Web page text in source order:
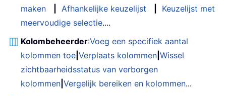
maken
Afhankelijke keuzelijst
Keuzelijst met
meervoudige selectie....
Kolombeheerder:Voeg een specifiek aantal
kolommen toe Verplaats kolommen Wissel
zichtbaarheidsstatus van verborgen
kolommen Vergelijk bereiken en kolommen...